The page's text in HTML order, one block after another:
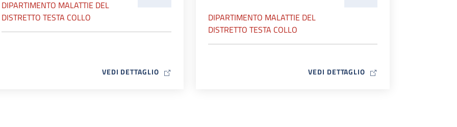
DIPARTIMENTO MALATTIE DEL
DISTRETTO TESTA COLLO
VEDI DETTAGLIOMAP ICON
DIPARTIMENTO MALATTIE DEL
DISTRETTO TESTA COLLO
VEDI DETTAGLIO MAP ICON